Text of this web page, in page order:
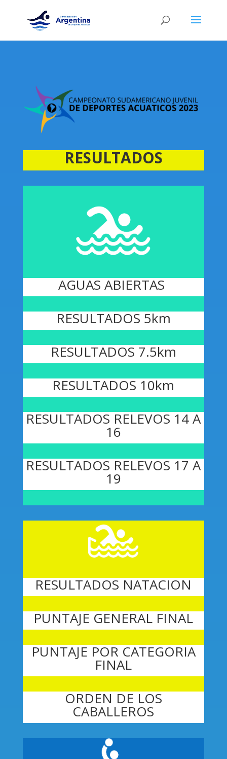
RESULTADOS
AGUAS ABIERTAS
RESULTADOS 5km
RESULTADOS 7.5km
RESULTADOS 10km
RESULTADOS RELEVOS 14 A
16
RESULTADOS RELEVOS 17 A
19
RESULTADOS NATACION
PUNTAJE GENERAL FINAL
PUNTAJE POR CATEGORIA
FINAL
ORDEN DE LOS
CABALLEROS